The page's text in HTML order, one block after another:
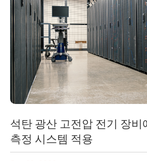
석탄 광산 고전압 전기 장비
측정 시스템 적용